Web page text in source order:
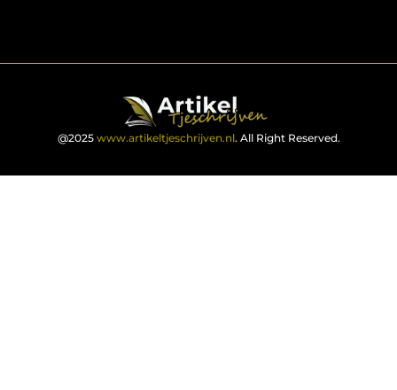
@2025 www.artikeltjeschrijven.nl. All Right Reserved.